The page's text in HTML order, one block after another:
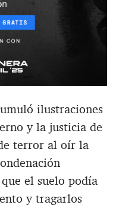
ilustraciones
y la justicia de
terror al oír la
el suelo podía
y tragarlos